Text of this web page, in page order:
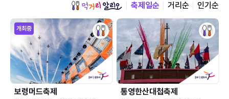
축제일순 거리순 인기순
개최중
보령머드축제 통영한산대첩축제